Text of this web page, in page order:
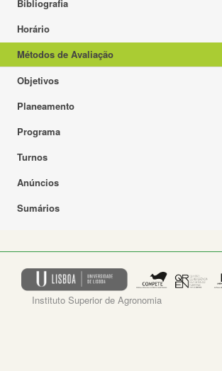
Bibliografia
Horário
Métodos de Avaliação
Objetivos
Planeamento
Programa
Turnos
Anúncios
Sumários
Instituto Superior de Agronomia